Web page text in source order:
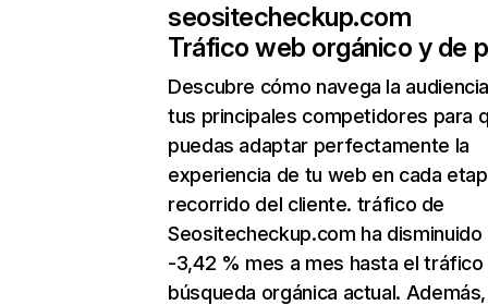
seositecheckup.com
Tráfico web orgánico y de
Descubre cómo navega la
tus principales competidores para
puedas adaptar perfectamente la
experiencia de tu web en cada
recorrido del cliente. tráfico de
Seositecheckup.com ha disminuido
-3,42 % mes a mes hasta el tráfico
búsqueda orgánica actual.